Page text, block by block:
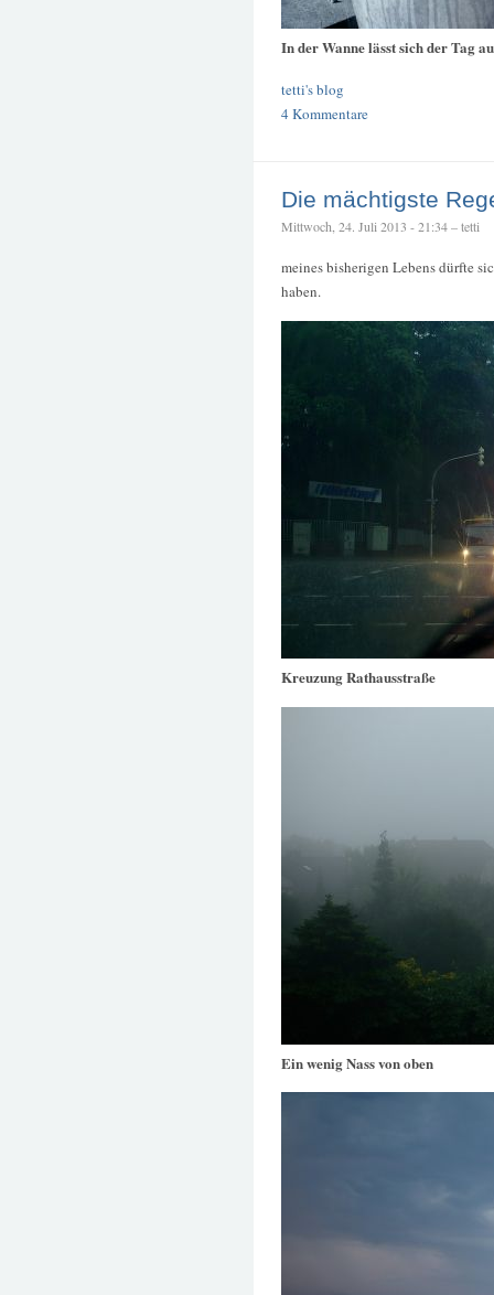
In der Wanne lässt sich der Tag
tetti's blog
4 Kommentare
Die mächtigste
Mittwoch, 24. Juli 2013 - 21:34 – tetti
meines bisherigen Lebens dürfte
haben.
Kreuzung Rathausstraße
Ein wenig Nass von oben